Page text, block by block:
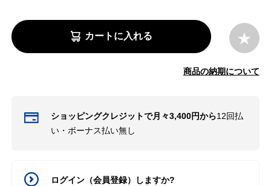
カートに入れる
商品の納期について
ショッピングクレジットで月々3,400円から12回払
い・ボーナス払い無し
ログイン（会員登録）しますか?